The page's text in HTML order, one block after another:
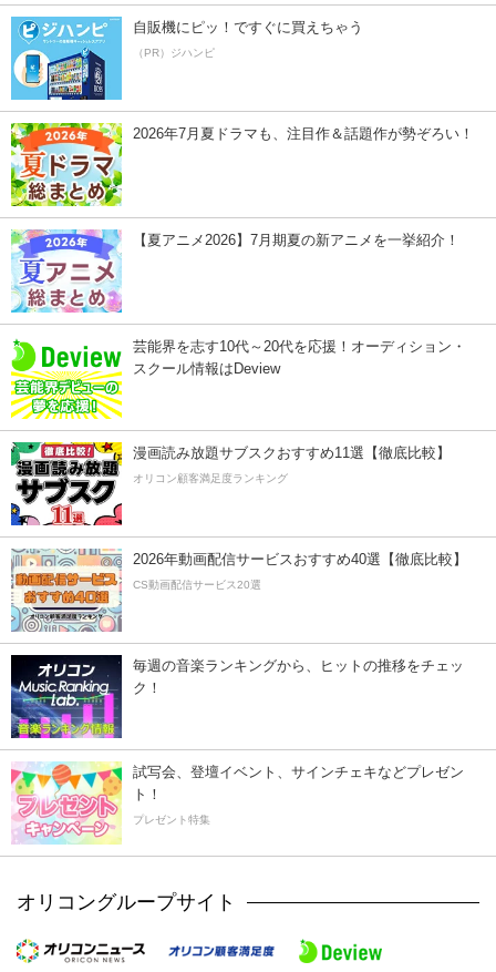
自販機にピッ！ですぐに買えちゃう
（PR）ジハンピ
2026年7月夏ドラマも、注目作＆話題作が勢ぞろい！
【夏アニメ2026】7月期夏の新アニメを一挙紹介！
芸能界を志す10代～20代を応援！オーディション・
スクール情報はDeview
漫画読み放題サブスクおすすめ11選【徹底比較】
オリコン顧客満足度ランキング
2026年動画配信サービスおすすめ40選【徹底比較】
CS動画配信サービス20選
毎週の音楽ランキングから、ヒットの推移をチェッ
ク！
試写会、登壇イベント、サインチェキなどプレゼン
ト！
プレゼント特集
オリコングループサイト